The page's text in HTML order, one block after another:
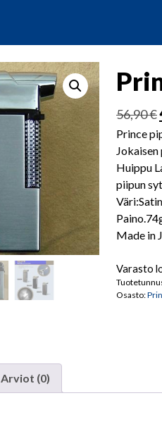
56,90€
Prince
Jokaisen
Huippu
piipun
Made in
Varasto
Osasto:
Arviot (0)